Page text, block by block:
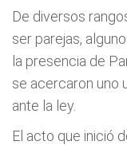
De diversos
ser parejas,
la presencia de
se acercaron uno
ante la ley.
El acto que inició